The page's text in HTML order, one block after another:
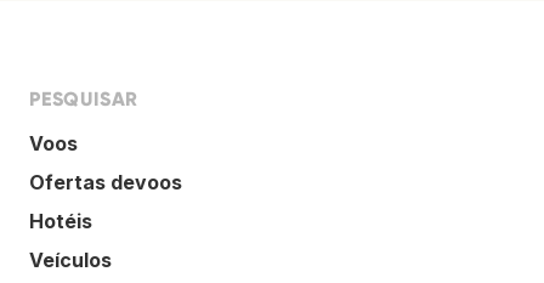
PESQUISAR
Voos
Ofertas devoos
Hotéis
Veículos